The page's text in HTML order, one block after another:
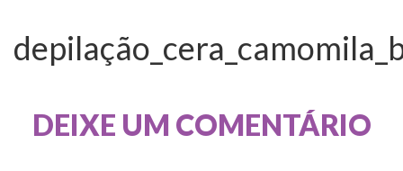
DEIXE UM COMENTÁRIO